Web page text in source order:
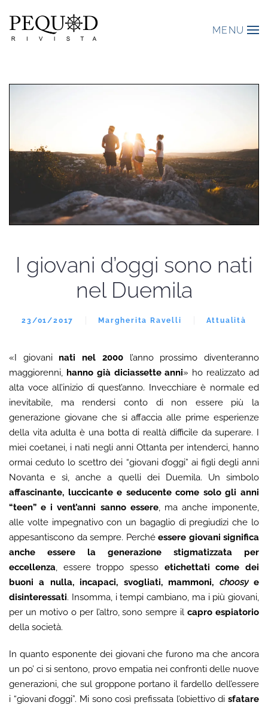
MENU
I giovani d’oggi sono nati
nel Duemila
23/01/2017 Margherita Ravelli Attualità
«I giovani nati nel 2000l’anno prossimo diventeranno
maggiorenni, hanno già diciassette anni» ho realizzato ad
alta voce all’inizio di quest’anno. Invecchiare è normale ed
inevitabile, ma rendersi conto di non essere più la
generazione giovane che si affaccia alle prime esperienze
della vita adulta è una botta di realtà difficile da superare. I
miei coetanei, i nati negli anni Ottanta per intenderci, hanno
ormai ceduto lo scettro dei “giovani d’oggi” ai figli degli anni
Novanta e sì, anche a quelli dei Duemila. Un simbolo
affascinante, luccicante e seducente come solo gli anni
“teen” e i vent’anni sanno essere, ma anche imponente,
alle volte impegnativo con un bagaglio di pregiudizi che lo
appesantiscono da sempre. Perché essere giovani significa
anche essere la generazione stigmatizzata per
eccellenza, essere troppo spesso etichettati come dei
buoni a nulla, incapaci, svogliati, mammoni, choosye
disinteressati. Insomma, i tempi cambiano, ma i più giovani,
per un motivo o per l’altro, sono sempre ilcapro espiatorio
della società.
In quanto esponente dei giovani che furono ma che ancora
un po’ ci si sentono, provo empatia nei confronti delle nuove
generazioni, che sul groppone portano il fardello dell’essere
i “giovani d’oggi”. Mi sono così prefissata l’obiettivo di sfatare